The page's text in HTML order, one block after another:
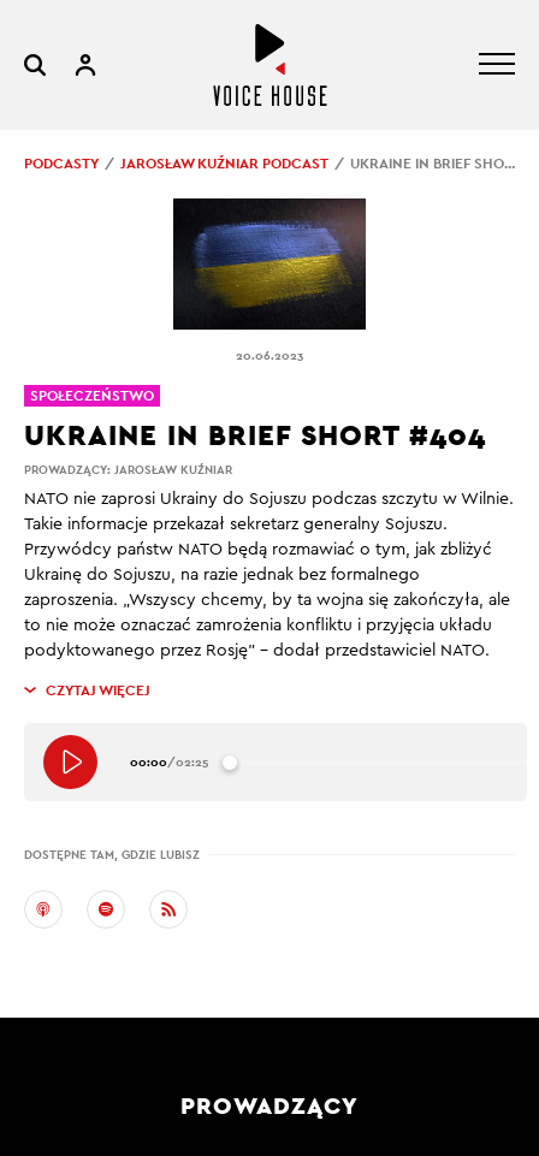
PODCASTY JAROSŁAW KUŹNIAR PODCAST UKRAINE IN BRIEF SHORT #404
20.06.2023
PROWADZĄCY: JAROSŁAW KUŹNIAR
UKRAINE IN BRIEF SHORT #404
NATO nie zaprosi Ukrainy do Sojuszu podczas szczytu w Wilnie.
Takie informacje przekazał sekretarz generalny Sojuszu.
Przywódcy państw NATO będą rozmawiać o tym, jak zbliżyć
Ukrainę do Sojuszu, na razie jednak bez formalnego
zaproszenia. „Wszyscy chcemy, by ta wojna się zakończyła, ale
to nie może oznaczać zamrożenia konfliktu i przyjęcia układu
podyktowanego przez Rosję” – dodał przedstawiciel NATO.
CZYTAJ WIĘCEJ
00:00/02:25
DOSTĘPNE TAM, GDZIE LUBISZ
SPOŁECZEŃSTWO
PROWADZĄCY